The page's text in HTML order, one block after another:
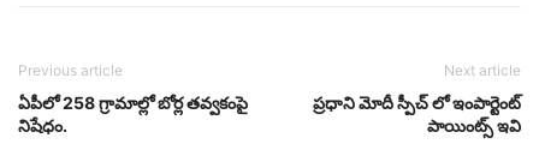
Previous article
ఏపీలో 258 గ్రామాల్లో బోర్ల తవ్వకంపై
నిషేధం.
Next article
ప్రధాని మోదీ స్పీచ్ లో ఇంపార్టెంట్
పాయింట్స్ ఇవి